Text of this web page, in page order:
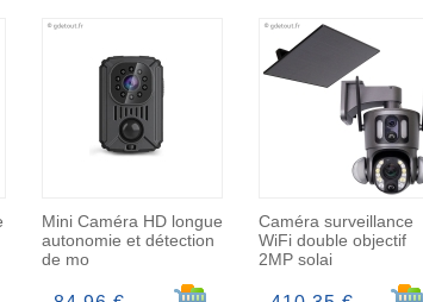
au panier
Mini Caméra HD longue
autonomie et détection
de mo
Ajouter au panier
Caméra surveillance
WiFi double objectif
2MP solai